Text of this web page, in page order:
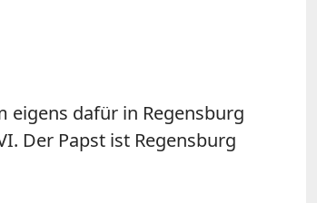
eigens dafür in Regensburg
Der Papst ist Regensburg